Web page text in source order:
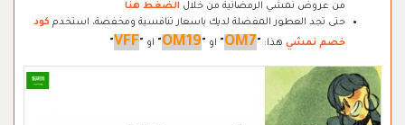
من عروض نمشي الرمضانية من خلال الضغط هنا
حتى تجد العطور المفضلة لديك باسعار تنافسية ومخفضة، استخدم كود
خصم نمشي هذا: "
OM7
" او "
OM19
" او "
VFF
"